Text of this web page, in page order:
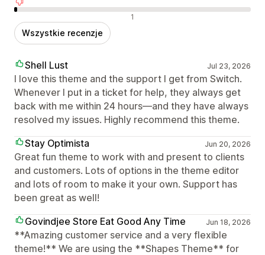
Negatywne recenzje 1
Wszystkie recenzje
Shell Lust Jul 23, 2026
I love this theme and the support I get from Switch.
Whenever I put in a ticket for help, they always get
back with me within 24 hours—and they have always
resolved my issues. Highly recommend this theme.
Stay Optimista
Jun 20, 2026
Great fun theme to work with and present to clients
and customers. Lots of options in the theme editor
and lots of room to make it your own. Support has
been great as well!
Govindjee Store Eat Good Any Time
Jun 18, 2026
**Amazing customer service and a very flexible
theme!** We are using the **Shapes Theme** for